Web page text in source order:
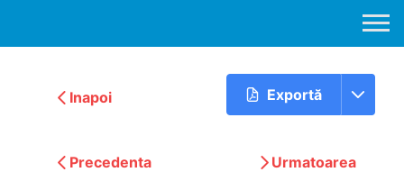
Inapoi Exportă
Precedenta Urmatoarea